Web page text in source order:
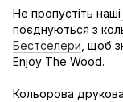
Не пропустіть наші
поєднуються з
Бестселери , щоб
Enjoy The Wood.
Кольорова